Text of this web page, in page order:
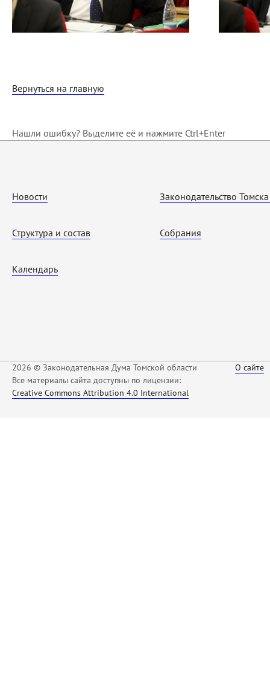
Вернуться на главную
Нашли ошибку? Выделите её и нажмите Ctrl+Enter
Новости
Структура и состав
Календарь
Законодательство
Собрания
2026 © Законодательная Дума Томской области
Все материалы сайта доступны по лицензии:
Creative Commons Attribution 4.0 International
О сайте